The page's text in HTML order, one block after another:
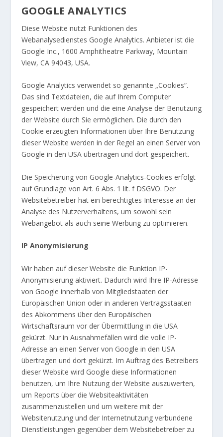
GOOGLE ANALYTICS
Diese Website nutzt Funktionen des
Webanalysedienstes Google Analytics. Anbieter ist die
Google Inc., 1600 Amphitheatre Parkway, Mountain
View, CA 94043, USA.
Google Analytics verwendet so genannte „Cookies“.
Das sind Textdateien, die auf Ihrem Computer
gespeichert werden und die eine Analyse der Benutzung
der Website durch Sie ermöglichen. Die durch den
Cookie erzeugten Informationen über Ihre Benutzung
dieser Website werden in der Regel an einen Server von
Google in den USA übertragen und dort gespeichert.
Die Speicherung von Google-Analytics-Cookies erfolgt
auf Grundlage von Art. 6 Abs. 1 lit. f DSGVO. Der
Websitebetreiber hat ein berechtigtes Interesse an der
Analyse des Nutzerverhaltens, um sowohl sein
Webangebot als auch seine Werbung zu optimieren.
IP Anonymisierung
Wir haben auf dieser Website die Funktion IP-
Anonymisierung aktiviert. Dadurch wird Ihre IP-Adresse
von Google innerhalb von Mitgliedstaaten der
Europäischen Union oder in anderen Vertragsstaaten
des Abkommens über den Europäischen
Wirtschaftsraum vor der Übermittlung in die USA
gekürzt. Nur in Ausnahmefällen wird die volle IP-
Adresse an einen Server von Google in den USA
übertragen und dort gekürzt. Im Auftrag des Betreibers
dieser Website wird Google diese Informationen
benutzen, um Ihre Nutzung der Website auszuwerten,
um Reports über die Websiteaktivitäten
zusammenzustellen und um weitere mit der
Websitenutzung und der Internetnutzung verbundene
Dienstleistungen gegenüber dem Websitebetreiber zu